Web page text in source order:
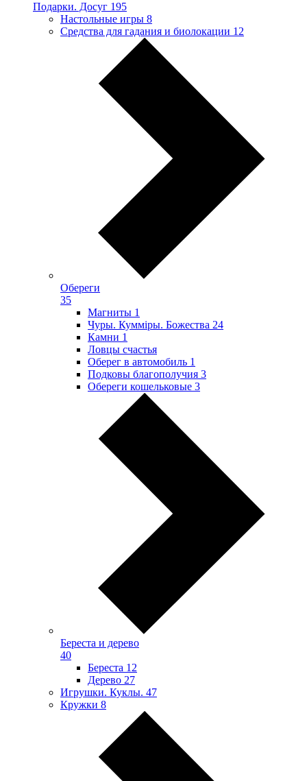
Подарки. Досуг 195
Настольные игры 8
Средства для гадания и биолокации 12
Обереги
35
Магниты 1
Чуры. Куммiры. Божества 24
Камни 1
Ловцы счастья
Оберег в автомобиль 1
Подковы благополучия 3
Обереги кошельковые 3
Береста и дерево
40
Береста 12
Дерево 27
Игрушки. Куклы. 47
Кружки 8